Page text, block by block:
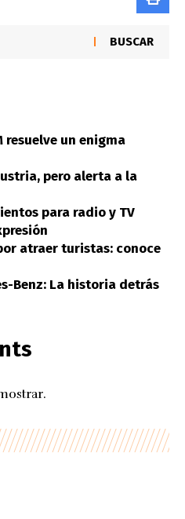
BUSCAR
resuelve un enigma
pero alerta a la
para radio y TV
atraer turistas: conoce
Benz: La historia detrás